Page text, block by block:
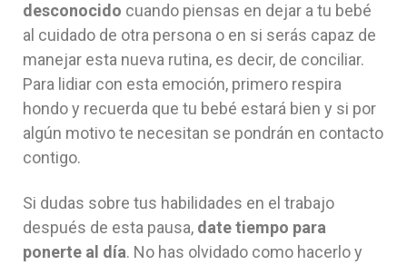
desconocido cuando piensas en dejar a tu bebé
al cuidado de otra persona o en si serás capaz de
manejar esta nueva rutina, es decir, de conciliar.
Para lidiar con esta emoción, primero respira
hondo y recuerda que tu bebé estará bien y si por
algún motivo te necesitan se pondrán en contacto
contigo.
Si dudas sobre tus habilidades en el trabajo
después de esta pausa, date tiempo para
ponerte al día. No has olvidado como hacerlo y